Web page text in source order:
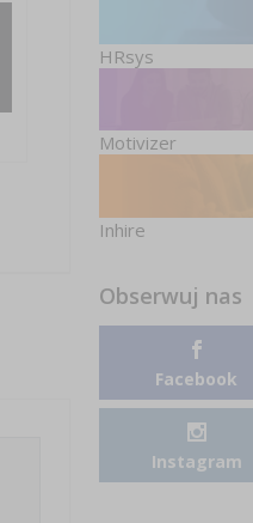
HRsys
Motivizer
Inhire
Obserwuj nas
Facebook
Instagram